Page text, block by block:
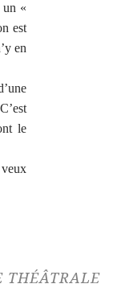
un «
est
en
le
veux
THÉÂTRALE